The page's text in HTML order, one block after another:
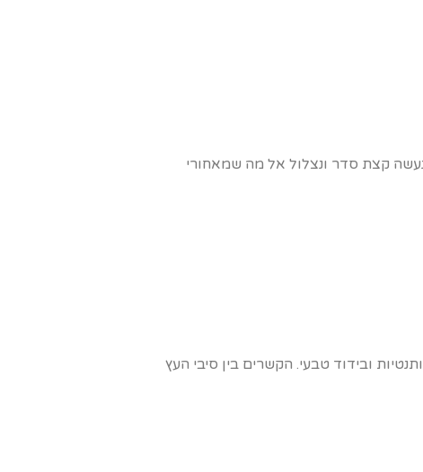
קצת סדר ונצלול אל מה שמאחורי
ובידוד טבעי. הקשרים בין סיבי העץ